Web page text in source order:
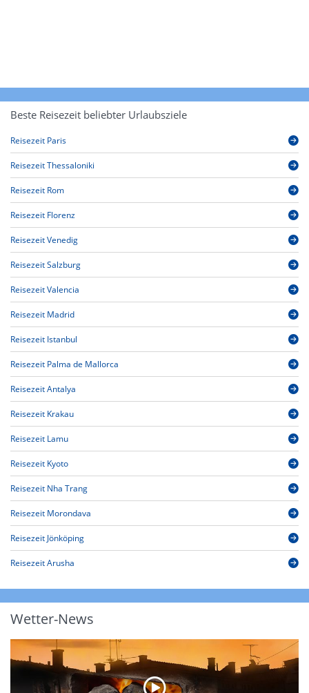
Beste Reisezeit beliebter Urlaubsziele
Reisezeit Paris
Reisezeit Thessaloniki
Reisezeit Rom
Reisezeit Florenz
Reisezeit Venedig
Reisezeit Salzburg
Reisezeit Valencia
Reisezeit Madrid
Reisezeit Istanbul
Reisezeit Palma de Mallorca
Reisezeit Antalya
Reisezeit Krakau
Reisezeit Lamu
Reisezeit Kyoto
Reisezeit Nha Trang
Reisezeit Morondava
Reisezeit Jönköping
Reisezeit Arusha
Wetter-News